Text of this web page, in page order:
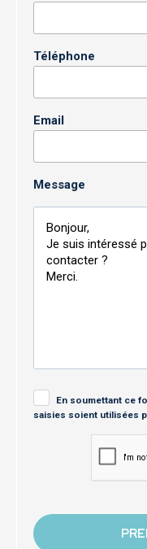
Téléphone
Email
Message
En soumettant ce
saisies soient utilisées